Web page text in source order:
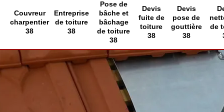
Couvreur
charpentier
38
Entreprise
de toiture
38
Pose de
bâche et
bâchage
de toiture
38
Devis
fuite de
toiture
38
Devis
pose de
gouttière
38
de